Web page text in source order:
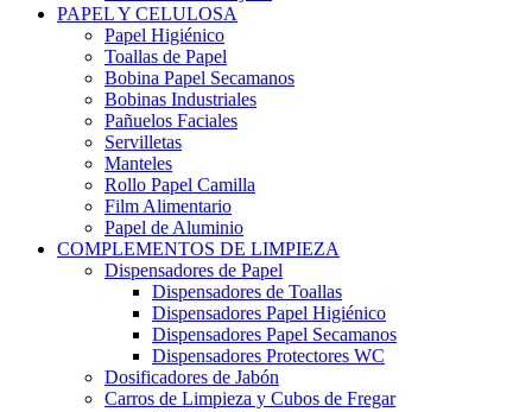
PAPEL Y CELULOSA
Papel Higiénico
Toallas de Papel
Bobina Papel Secamanos
Bobinas Industriales
Pañuelos Faciales
Servilletas
Manteles
Rollo Papel Camilla
Film Alimentario
Papel de Aluminio
COMPLEMENTOS DE LIMPIEZA
Dispensadores de Papel
Dispensadores de Toallas
Dispensadores Papel Higiénico
Dispensadores Papel Secamanos
Dispensadores Protectores WC
Dosificadores de Jabón
Carros de Limpieza y Cubos de Fregar